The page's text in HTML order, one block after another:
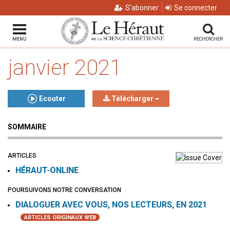
S'abonner Se connecter
MENU RECHERCHER
janvier 2021
Ecouter Télécharger
Click to play or pause the audio
SOMMAIRE
ARTICLES
HÉRAUT-ONLINE
POURSUIVONS NOTRE CONVERSATION
DIALOGUER AVEC VOUS, NOS LECTEURS, EN 2021
ARTICLES ORIGINAUX WEB